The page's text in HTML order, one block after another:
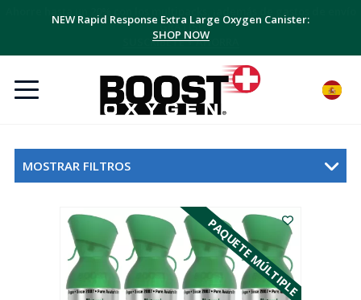
NEW Rapid Response Extra Large Oxygen Canister:
SHOP NOW
MOSTRAR FILTROS
PAQUETE MÚLTIPLE